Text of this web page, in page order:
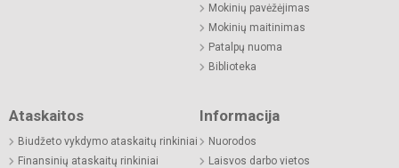
Mokinių pavėžėjimas
Mokinių maitinimas
Patalpų nuoma
Biblioteka
Ataskaitos
Biudžeto vykdymo ataskaitų rinkiniai
Finansinių ataskaitų rinkiniai
Informacija
Nuorodos
Laisvos darbo vietos